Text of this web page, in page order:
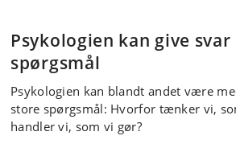
Psykologien kan give
spørgsmål
Psykologien kan blandt andet være
store spørgsmål: Hvorfor tænker vi,
handler vi, som vi gør?